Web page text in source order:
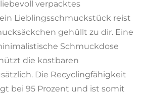
verpacktes
Lieblingsschmuckstück reist
gehüllt zu dir. Eine
Schmuckdose
die kostbaren
Die Recyclingfähigkeit
bei 95 Prozent und ist somit